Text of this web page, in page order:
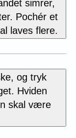
simrer,
Pochér et
laves flere.
og tryk
Hviden
skal være